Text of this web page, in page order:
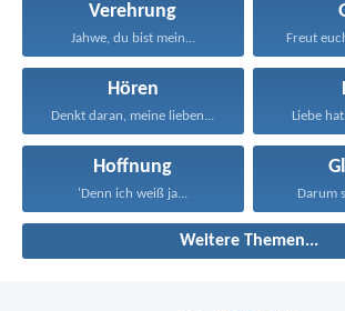
Verehrung
Jahwe, du bist mein... Freut
Hören
Denkt daran, meine lieben... Liebe
Hoffnung
'Denn ich weiß ja... Darum
Weitere Themen...